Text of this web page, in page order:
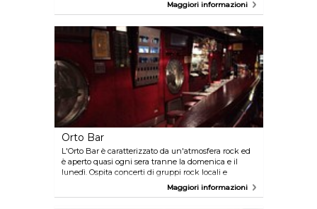
sono esibiti al K4 prima di diventare famosi. La
musicali si è mantenuta fino a oggi.
Maggiori informazioni
Orto Bar
L'Orto Bar è caratterizzato da un'atmosfera rock ed
è aperto quasi ogni sera tranne la domenica e il
lunedì. Ospita concerti di gruppi rock locali e
internazionali. Quando non sono previsti concerti, i
clienti possono godersi le serate musicali a tema.
Maggiori informazioni